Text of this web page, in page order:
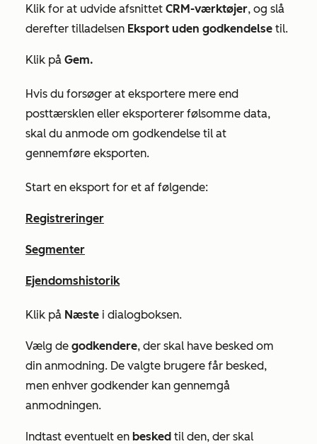
Klik for at udvide afsnittet CRM-værktøjer, og slå
derefter tilladelsen Eksport uden godkendelse til.
Klik på Gem.
Hvis du forsøger at eksportere mere end
posttærsklen eller eksporterer følsomme data,
skal du anmode om godkendelse til at
gennemføre eksporten.
Start en eksport for et af følgende:
Registreringer
Segmenter
Ejendomshistorik
Klik på Næste i dialogboksen.
Vælg de godkendere, der skal have besked om
din anmodning. De valgte brugere får besked,
men enhver godkender kan gennemgå
anmodningen.
Indtast eventuelt en besked til den, der skal